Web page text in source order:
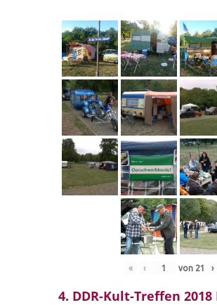
« ‹ von 21 ›
4. DDR-Kult-Treffen 2018